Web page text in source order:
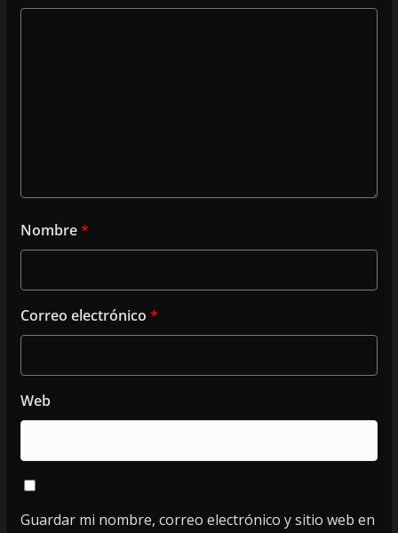
Nombre*
Correo electrónico *
Web
Guardar mi nombre, correo electrónico y sitio web en